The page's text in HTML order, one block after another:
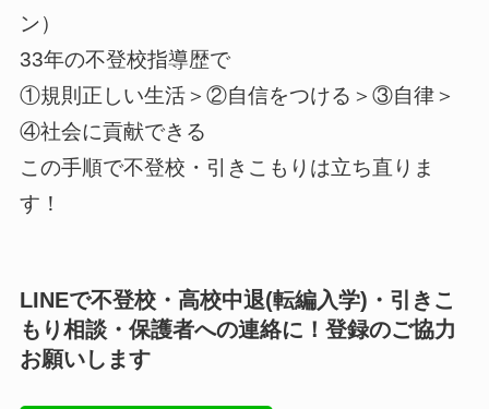
ン）
33年の不登校指導歴で
①規則正しい生活＞②自信をつける＞③自律＞
④社会に貢献できる
この手順で不登校・引きこもりは立ち直りま
す！
LINEで不登校・高校中退(転編入学)・引きこ
もり相談・保護者への連絡に！登録のご協力
お願いします